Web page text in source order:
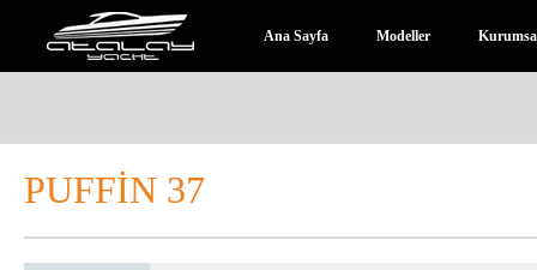
Ana Sayfa Modeller
PUFFİN 37